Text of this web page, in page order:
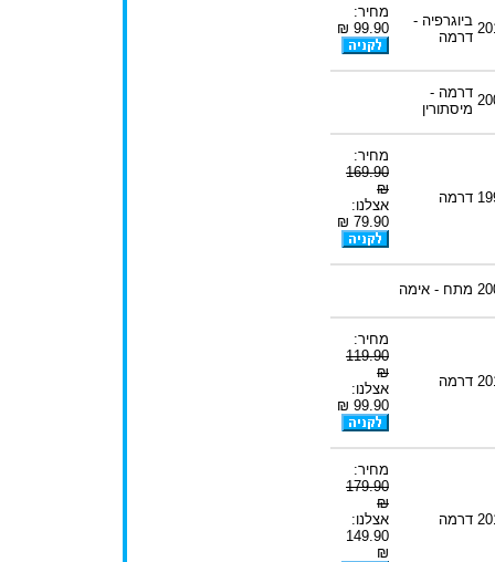
ביוגרפיה -
דרמה
מחיר:
99.90 ₪
דרמה -
מיסתורין
דרמה
מחיר:
169.90
₪
אצלנו:
79.90 ₪
מתח - אימה
דרמה
מחיר:
119.90
₪
אצלנו:
99.90 ₪
דרמה
מחיר:
179.90
₪
אצלנו:
149.90
₪